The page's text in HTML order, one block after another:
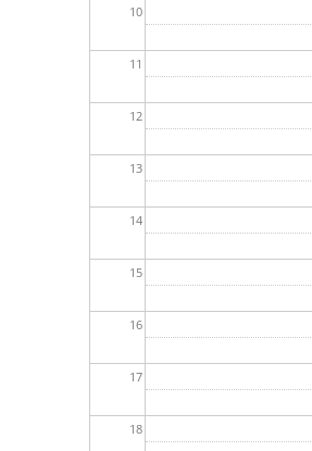
10
11
12
13
14
15
16
17
18